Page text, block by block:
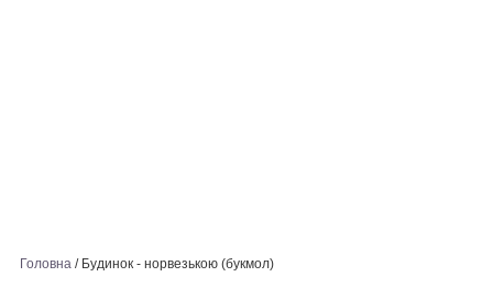
Головна / Будинок - норвезькою (букмол)